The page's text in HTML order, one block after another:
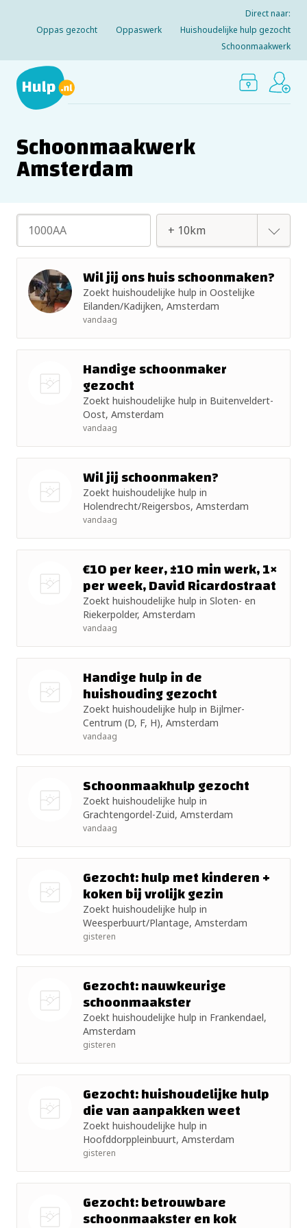
Direct naar:
Oppas gezocht
Oppaswerk
Huishoudelijke hulp gezocht
Schoonmaakwerk
Schoonmaakwerk
Amsterdam
+ 2km
+ 5km
+ 15km
+ 25km
Wil jij ons huis schoonmaken?
Zoekt huishoudelijke hulp in Oostelijke
Eilanden/Kadijken, Amsterdam
vandaag
Handige schoonmaker
gezocht
Zoekt huishoudelijke hulp in Buitenveldert-
Oost, Amsterdam
vandaag
Wil jij schoonmaken?
Zoekt huishoudelijke hulp in
Holendrecht/Reigersbos, Amsterdam
vandaag
€10 per keer, ±10 min werk, 1×
per week, David Ricardostraat
Zoekt huishoudelijke hulp in Sloten- en
Riekerpolder, Amsterdam
vandaag
Handige hulp in de
huishouding gezocht
Zoekt huishoudelijke hulp in Bijlmer-
Centrum (D, F, H), Amsterdam
vandaag
Schoonmaakhulp gezocht
Zoekt huishoudelijke hulp in
Grachtengordel-Zuid, Amsterdam
vandaag
Gezocht: hulp met kinderen +
koken bij vrolijk gezin
Zoekt huishoudelijke hulp in
Weesperbuurt/Plantage, Amsterdam
gisteren
Gezocht: nauwkeurige
schoonmaakster
Zoekt huishoudelijke hulp in Frankendael,
Amsterdam
gisteren
Gezocht: huishoudelijke hulp
die van aanpakken weet
Zoekt huishoudelijke hulp in
Hoofddorppleinbuurt, Amsterdam
gisteren
Gezocht: betrouwbare
schoonmaakster en kok